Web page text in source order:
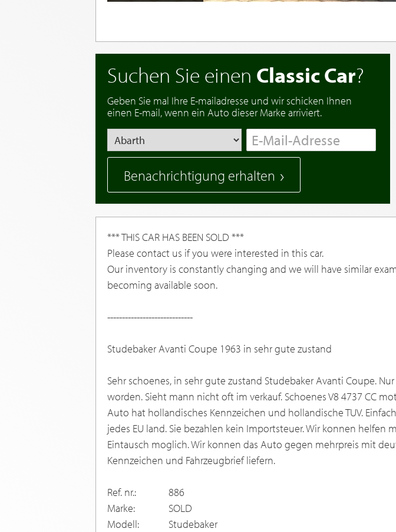
Suchen Sie einen Classic Car?
Geben Sie mal Ihre E-mailadresse und wir schicken Ihnen
einen E-mail, wenn ein Auto dieser Marke arriviert.
Benachrichtigung erhalten
*** THIS CAR HAS BEEN SOLD ***
Please contact us if you were interested in this car.
Our inventory is constantly changing and we will have similar
becoming available soon.
-----------------------------
Studebaker Avanti Coupe 1963 in sehr gute zustand
Sehr schoenes, in sehr gute zustand Studebaker Avanti Coupe.
worden. Sieht mann nicht oft im verkauf. Schoenes V8 4737 CC
Auto hat hollandisches Kennzeichen und hollandische TUV.
jedes EU land. Sie bezahlen kein Importsteuer. Wir konnen helfen
Eintausch moglich. Wir konnen das Auto gegen mehrpreis mit
Kennzeichen und Fahrzeugbrief liefern.
Ref. nr.:
886
Marke:
SOLD
Modell:
Studebaker